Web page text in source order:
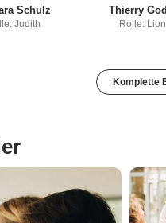
Schulz
Judith
Thierry
Rolle:
Komplette